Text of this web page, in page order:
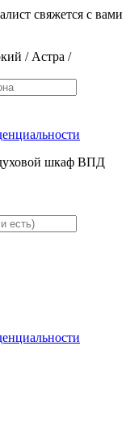
свяжется с вами
/ Астра /
духовой шкаф ВПД